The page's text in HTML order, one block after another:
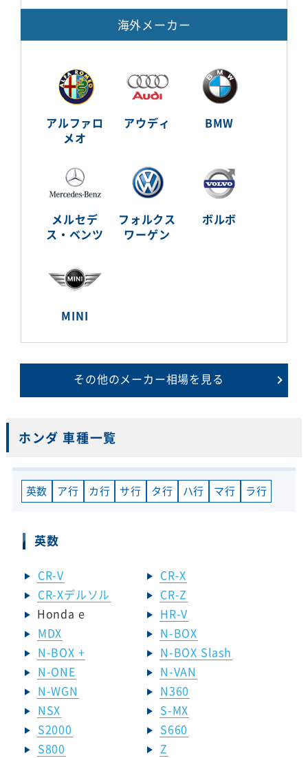
海外メーカー
アルファロ
メオ
アウディ BMW
メルセデ
ス・ベンツ
フォルクス
ワーゲン
ボルボ
MINI
その他のメーカー相場を見る
ホンダ 車種一覧
英数 ア行 カ行 サ行 タ行 ハ行 マ行 ラ行
英数
CR-V
CR-X
CR-Xデルソル
CR-Z
Honda e
HR-V
MDX
N-BOX
N-BOX +
N-BOX Slash
N-ONE
N-VAN
N-WGN
N360
NSX
S-MX
S2000
S660
S800
Z